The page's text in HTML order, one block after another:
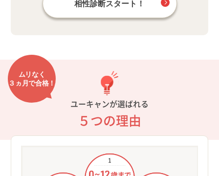
相性診断スタート！
ムリなく
３ヵ月で合格！
ユーキャンが選ばれる
５つの理由